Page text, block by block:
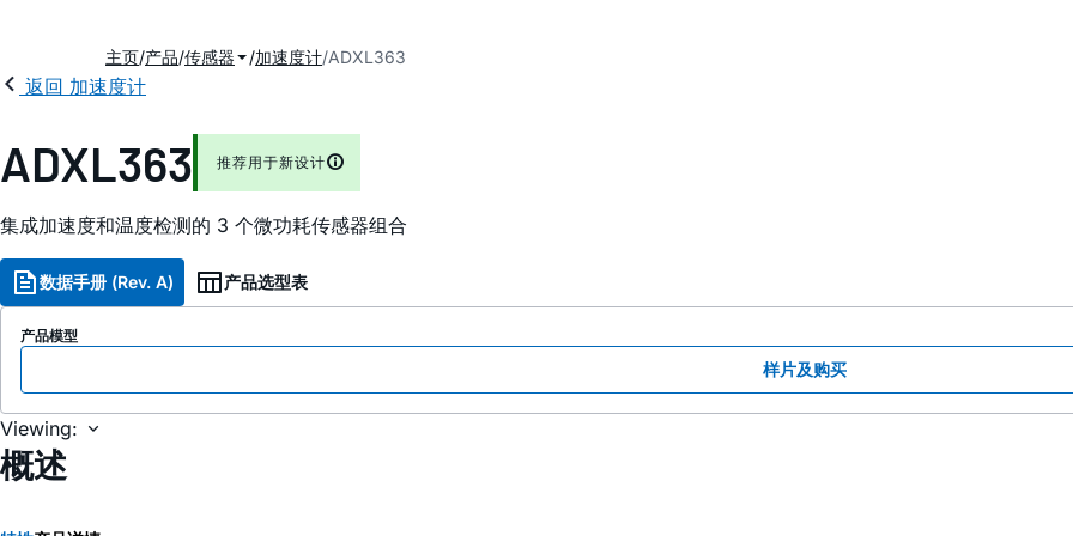
主页 产品 传感器 加速度计 ADXL363
返回 加速度计
ADXL363 推荐用于新设计
集成加速度和温度检测的 3 个微功耗传感器组合
数据手册 (Rev. A) 产品选型表
产品模型
样片及购买
Viewing:
概述